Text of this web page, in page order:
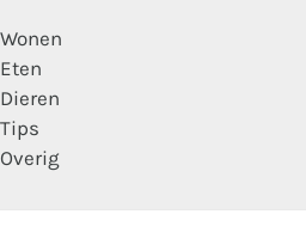
Wonen
Eten
Dieren
Tips
Overig